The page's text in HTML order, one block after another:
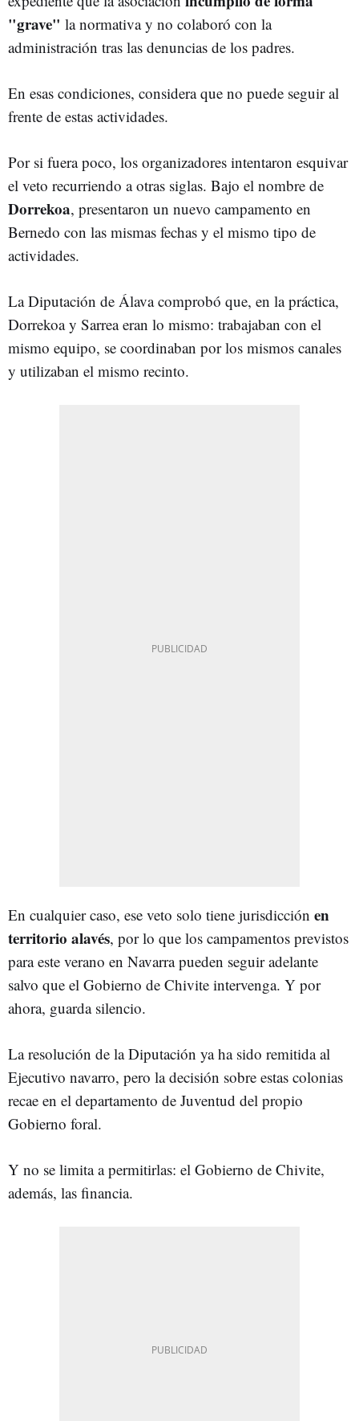
"grave" la normativa y no colaboró con la
administración tras las denuncias de los padres.
En esas condiciones, considera que no puede seguir al
frente de estas actividades.
Por si fuera poco, los organizadores intentaron esquivar
el veto recurriendo a otras siglas. Bajo el nombre de
Dorrekoa, presentaron un nuevo campamento en
Bernedo con las mismas fechas y el mismo tipo de
actividades.
La Diputación de Álava comprobó que, en la práctica,
Dorrekoa y Sarrea eran lo mismo: trabajaban con el
mismo equipo, se coordinaban por los mismos canales
y utilizaban el mismo recinto.
En cualquier caso, ese veto solo tiene jurisdicción en
territorio alavés, por lo que los campamentos previstos
para este verano en Navarra pueden seguir adelante
salvo que el Gobierno de Chivite intervenga. Y por
ahora, guarda silencio.
La resolución de la Diputación ya ha sido remitida al
Ejecutivo navarro, pero la decisión sobre estas colonias
recae en el departamento de Juventud del propio
Gobierno foral.
Y no se limita a permitirlas: el Gobierno de Chivite,
además, las financia.